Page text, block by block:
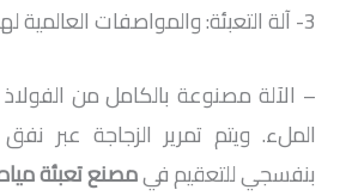
3- آلة التعبئة: والمواصفات العالمية لهذا الجهاز كالتالي:
– الآلة مصنوعة بالكامل من
الملء. ويتم تمرير الزجاجة عبر
بنفسجي للتعقيم فيمصنع تعبئة